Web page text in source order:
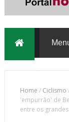
Home / Ciclismo
'empurrão' de
entre os